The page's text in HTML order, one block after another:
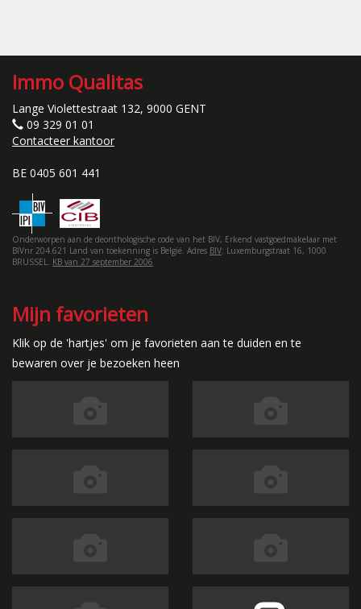
Immo Qualitas
Lange Violettestraat 132, 9000 GENT
09 329 01 01
Contacteer kantoor
BE 0405 601 441
Onderworpen aan de deonthologische code van het BIV, Erkend vastgoedmakelaar met
BIVnr 204.621 Land van toekenning is België. Adres BIV: Luxemburgstraat 16, 1000
BRUSSEL. KB van 27 september 2006
Mijn favorieten
Klik op de 'hartjes' om je favorieten aan te duiden en te
bewaren over je bezoeken heen